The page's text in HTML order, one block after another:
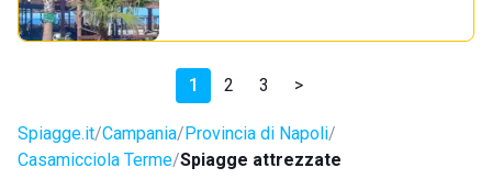
1 2 3 >
Spiagge.it Campania Provincia di Napoli
Casamicciola Terme Spiagge attrezzate